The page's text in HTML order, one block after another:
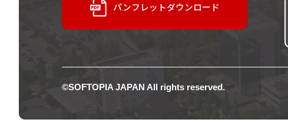
パンフレットダウンロード
©SOFTOPIA JAPAN All rights reserved.